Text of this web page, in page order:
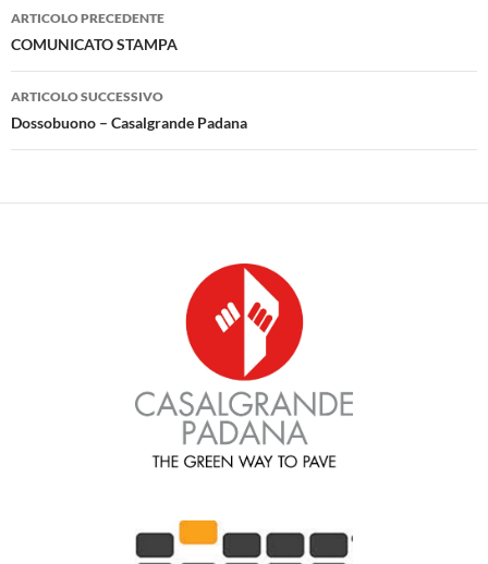
Navigazione
articolo
ARTICOLO PRECEDENTE
COMUNICATO STAMPA
ARTICOLO SUCCESSIVO
Dossobuono – Casalgrande Padana